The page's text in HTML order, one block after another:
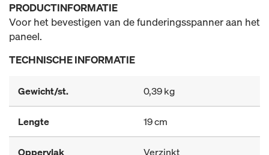
PRODUCTINFORMATIE
Voor het bevestigen van de funderingsspanner aan het
paneel.
TECHNISCHE INFORMATIE
Gewicht/st. 0,39 kg
Lengte 19 cm
Oppervlak Verzinkt